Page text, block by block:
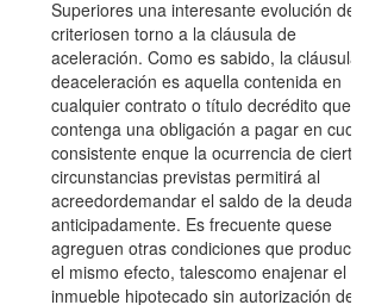
Superiores una interesante evolución de
criteriosen torno a la cláusula de
aceleración. Como es sabido, la cláusula
deaceleración es aquella contenida en
cualquier contrato o título decrédito que
contenga una obligación a pagar en
consistente enque la ocurrencia de ciertas
circunstancias previstas permitirá al
acreedordemandar el saldo de la deuda
anticipadamente. Es frecuente quese
agreguen otras condiciones que
el mismo efecto, talescomo enajenar el
inmueble hipotecado sin autorización del